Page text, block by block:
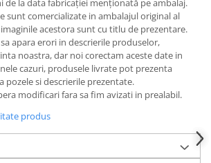
sunt comercializate in ambalajul original al
acestora sunt cu titlu de prezentare.
apara erori in descrierile produselor,
noastra, dar noi corectam aceste date in
cazuri, produsele livrate pot prezenta
pozele si descrierile prezentate.
modificari fara sa fim avizati in prealabil.
produs